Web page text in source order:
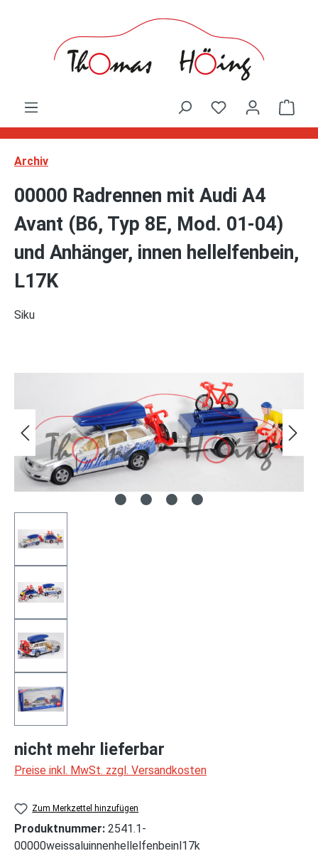
Archiv
00000 Radrennen mit Audi A4
Avant (B6, Typ 8E, Mod. 01-04)
und Anhänger, innen hellelfenbein,
L17K
Siku
nicht mehr lieferbar
Preise inkl. MwSt. zzgl. Versandkosten
Zum Merkzettel hinzufügen
Produktnummer: 2541.1-
00000weissaluinnenhellelfenbeinl17k